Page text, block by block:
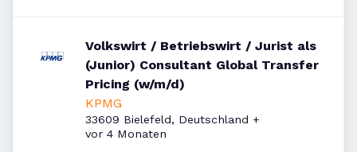
Volkswirt / Betriebswirt / Jurist als
(Junior) Consultant Global Transfer
Pricing (w/m/d)
KPMG
33609 Bielefeld, Deutschland +
Veröffentlicht:
vor 4 Monaten